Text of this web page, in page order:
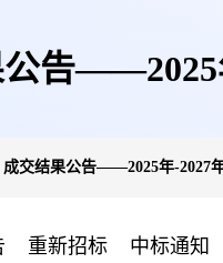
告——2025
成交结果公告——2025年-2027
重新招标 中标通知